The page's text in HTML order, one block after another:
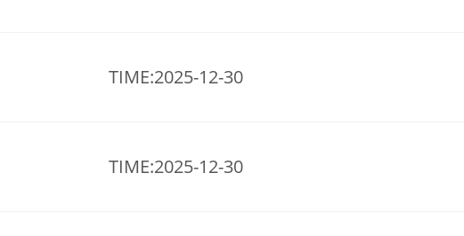
TIME:2025-12-30
TIME:2025-12-30